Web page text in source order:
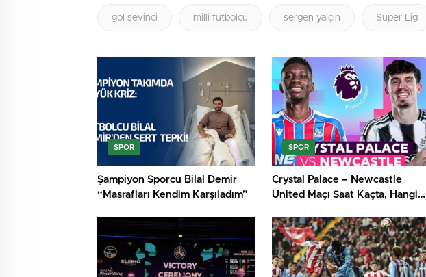
gol sevinci milli futbolcu sergen yalçın Süper Lig
SPOR
Şampiyon Sporcu Bilal Demir
“Masrafları Kendim Karşıladım”
SPOR
Crystal Palace – Newcastle
United Maçı Saat Kaçta, Hangi
Haftanın Kritik Randevusu